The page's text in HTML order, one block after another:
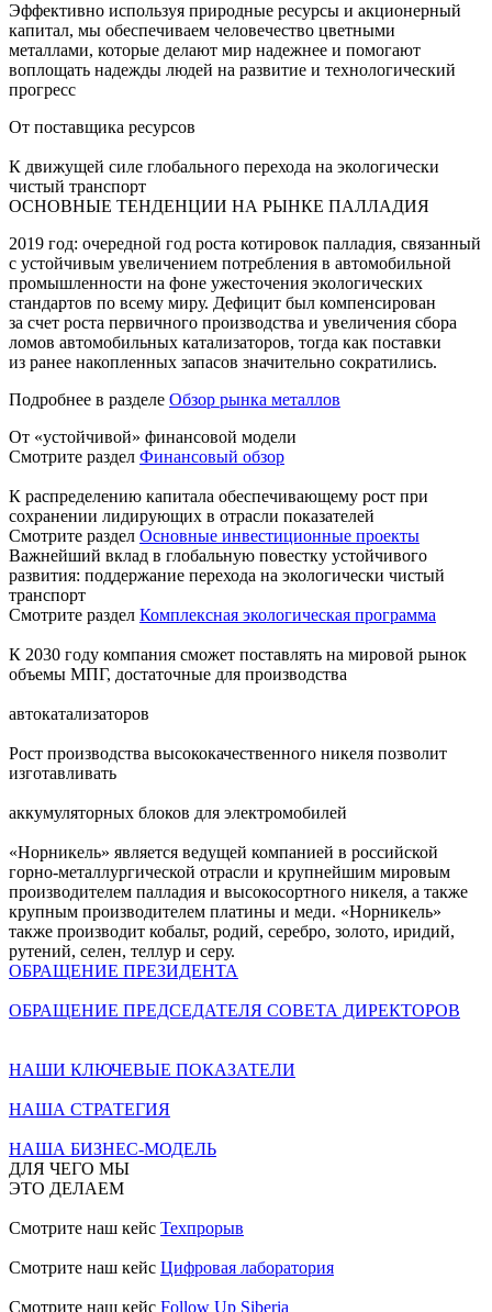
Эффективно используя природные ресурсы и акционерный
капитал, мы обеспечиваем человечество цветными
металлами, которые делают мир надежнее и помогают
воплощать надежды людей на развитие и технологический
прогресс
От поставщика ресурсов
К движущей силе глобального перехода на экологически
чистый транспорт
ОСНОВНЫЕ ТЕНДЕНЦИИ НА РЫНКЕ ПАЛЛАДИЯ
2019 год: очередной год роста котировок палладия, связанный
с устойчивым увеличением потребления в автомобильной
промышленности на фоне ужесточения экологических
стандартов по всему миру. Дефицит был компенсирован
за счет роста первичного производства и увеличения сбора
ломов автомобильных катализаторов, тогда как поставки
из ранее накопленных запасов значительно сократились.
Подробнее в разделе Обзор рынка металлов
От «устойчивой» финансовой модели
Смотрите раздел Финансовый обзор
К распределению капитала обеспечивающему рост при
сохранении лидирующих в отрасли показателей
Смотрите раздел Основные инвестиционные проекты
Важнейший вклад в глобальную повестку устойчивого
развития: поддержание перехода на экологически чистый
транспорт
Смотрите раздел Комплексная экологическая программа
К 2030 году компания сможет поставлять на мировой рынок
объемы МПГ, достаточные для производства
автокатализаторов
Рост производства высококачественного никеля позволит
изготавливать
аккумуляторных блоков для электромобилей
«Норникель» является ведущей компанией в российской
горно-металлургической отрасли и крупнейшим мировым
производителем палладия и высокосортного никеля, а также
крупным производителем платины и меди. «Норникель»
также производит кобальт, родий, серебро, золото, иридий,
рутений, селен, теллур и серу.
ОБРАЩЕНИЕ ПРЕЗИДЕНТА
ОБРАЩЕНИЕ ПРЕДСЕДАТЕЛЯ СОВЕТА ДИРЕКТОРОВ
НАШИ КЛЮЧЕВЫЕ ПОКАЗАТЕЛИ
НАША СТРАТЕГИЯ
НАША БИЗНЕС-МОДЕЛЬ
ДЛЯ ЧЕГО МЫ
ЭТО ДЕЛАЕМ
Смотрите наш кейс Техпрорыв
Смотрите наш кейс Цифровая лаборатория
Смотрите наш кейс Follow Up Siberia